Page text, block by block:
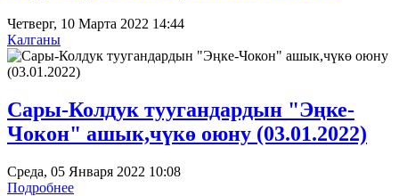
Четверг, 10 Марта 2022 14:44
Калганы
Сары-Колдук туугандардын "Эңке-
Чокон" ашык,чүкө оюну (03.01.2022)
Среда, 05 Января 2022 10:08
Подробнее